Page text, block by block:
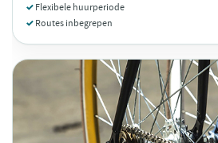
Flexibele huurperiode
Routes inbegrepen